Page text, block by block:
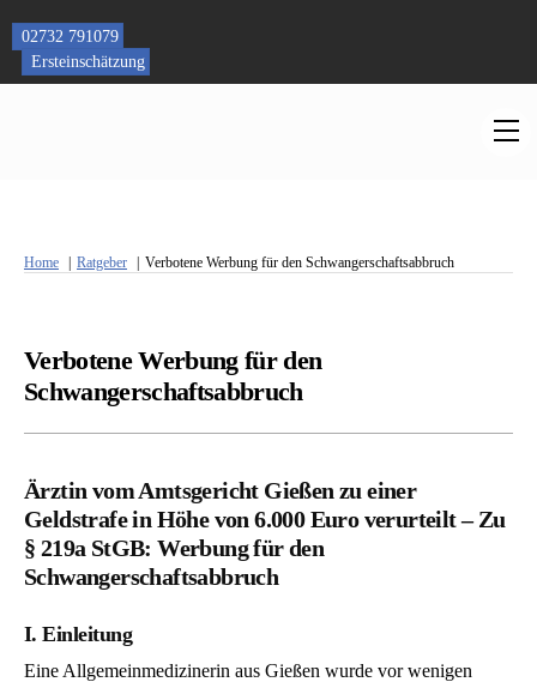
content
02732 791079
Ersteinschätzung
Home Ratgeber Verbotene Werbung für den Schwangerschaftsabbruch
Verbotene Werbung für den
Schwangerschaftsabbruch
Ärztin vom Amtsgericht Gießen zu einer
Geldstrafe in Höhe von 6.000 Euro verurteilt – Zu
§ 219a StGB: Werbung für den
Schwangerschaftsabbruch
I. Einleitung
Eine Allgemeinmedizinerin aus Gießen wurde vor wenigen